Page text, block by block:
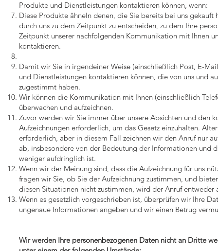
Produkte und Dienstleistungen kontaktieren können, wenn:
Diese Produkte ähneln denen, die Sie bereits bei uns
durch uns zu dem Zeitpunkt zu entscheiden, zu dem Ihre
Zeitpunkt unserer nachfolgenden Kommunikation mit Ihnen
kontaktieren.
Damit wir Sie in irgendeiner Weise (einschließlich Post, E-
und Dienstleistungen kontaktieren können, die von uns und
zugestimmt haben.
Wir können die Kommunikation mit Ihnen (einschließlich
überwachen und aufzeichnen.
Zuvor werden wir Sie immer über unsere Absichten und den
Aufzeichnungen erforderlich, um das Gesetz einzuhalten.
erforderlich, aber in diesem Fall zeichnen wir den Anruf nur
ab, insbesondere von der Bedeutung der Informationen und
weniger aufdringlich ist.
Wenn wir der Meinung sind, dass die Aufzeichnung für uns
fragen wir Sie, ob Sie der Aufzeichnung zustimmen, und
diesen Situationen nicht zustimmen, wird der Anruf
Wenn es gesetzlich vorgeschrieben ist, überprüfen wir Ihre
ungenaue Informationen angeben und wir einen Betrug
Wir werden Ihre personenbezogenen Daten nicht an Dritte